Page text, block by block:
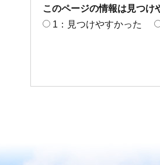
このページの情報は見つけ
1：見つけやすかった